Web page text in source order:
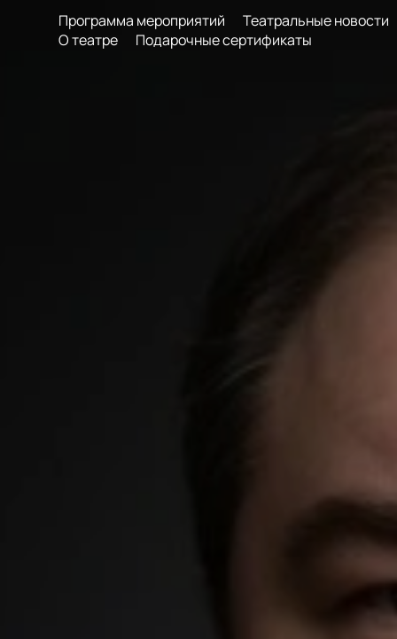
Программа мероприятий
Театральные новости
О театре
Подарочные сертификаты